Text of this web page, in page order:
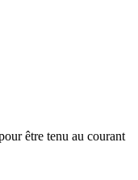
être tenu au courant